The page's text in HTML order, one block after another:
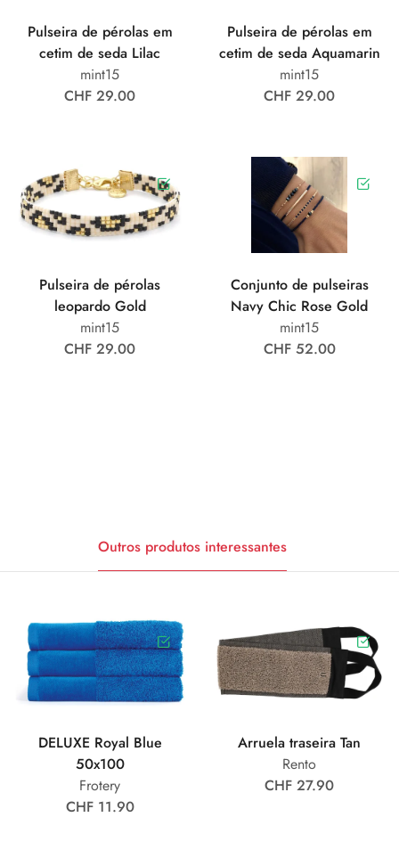
Pulseira de pérolas em
cetim de seda Lilac
mint15
CHF 29.00
Pulseira de pérolas em
cetim de seda Aquamarin
mint15
CHF 29.00
Pulseira de pérolas
leopardo Gold
mint15
CHF 29.00
Conjunto de pulseiras
Navy Chic Rose Gold
mint15
CHF 52.00
Outros produtos interessantes
DELUXE Royal Blue
50x100
Frotery
CHF 11.90
Arruela traseira Tan
Rento
CHF 27.90